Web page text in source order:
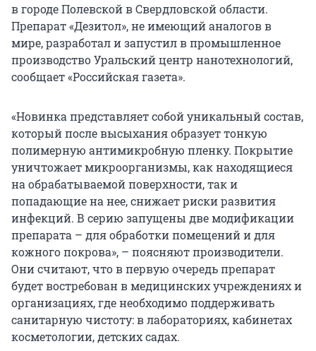
в городе Полевской в Свердловской области.
Препарат «Дезитол», не имеющий аналогов в
мире, разработал и запустил в промышленное
производство Уральский центр нанотехнологий,
сообщает «Российская газета».
«Новинка представляет собой уникальный состав,
который после высыхания образует тонкую
полимерную антимикробную пленку. Покрытие
уничтожает микроорганизмы, как находящиеся
на обрабатываемой поверхности, так и
попадающие на нее, снижает риски развития
инфекций. В серию запущены две модификации
препарата – для обработки помещений и для
кожного покрова», – поясняют производители.
Они считают, что в первую очередь препарат
будет востребован в медицинских учреждениях и
организациях, где необходимо поддерживать
санитарную чистоту: в лабораториях, кабинетах
косметологии, детских садах.